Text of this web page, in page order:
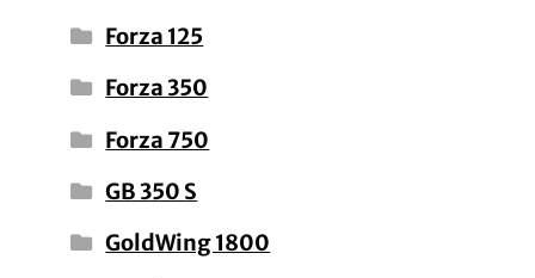
Forza 125
Forza 350
Forza 750
GB 350 S
GoldWing 1800